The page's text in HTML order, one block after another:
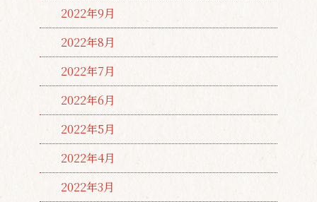
2022年9月
2022年8月
2022年7月
2022年6月
2022年5月
2022年4月
2022年3月